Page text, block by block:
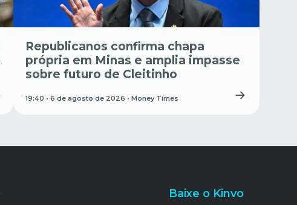
Republicanos confirma chapa
própria em Minas e amplia impasse
sobre futuro de Cleitinho
19:40 • 6 de agosto de 2026 •Money Times
Baixe o Kinvo